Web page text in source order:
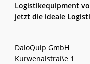
Logistikequipment
jetzt die ideale
DaloQuip GmbH
Kurwenalstraße 1